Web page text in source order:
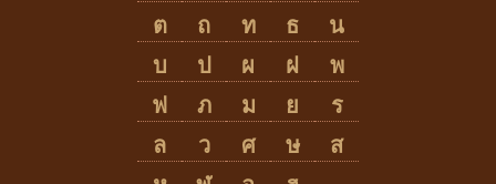
ต
ถ ท ธ
น
บ
ป ผ ฝ
พ
ฟ
ภ ม ย
ร
ล
ว ศ ษ
ส